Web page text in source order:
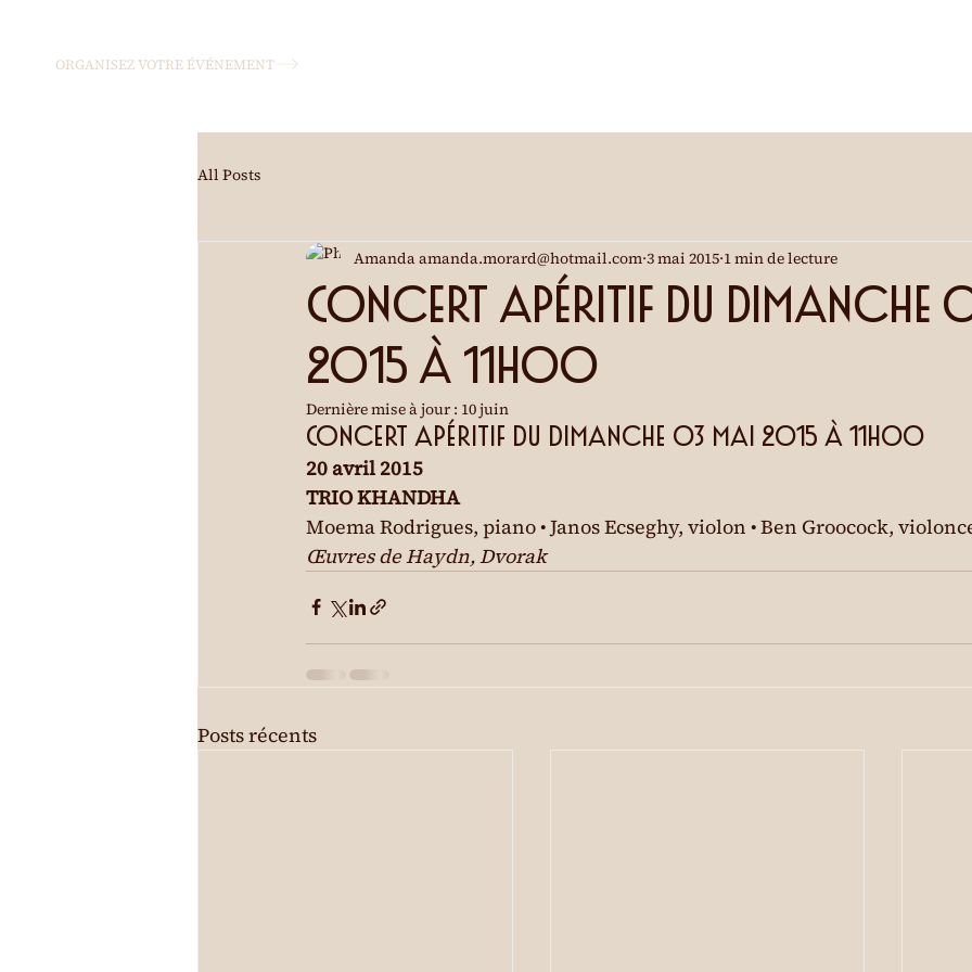
ORGANISEZ VOTRE ÉVÉNEMENT
All Posts
Concert apéritif du dimanche
2015 à 11h00
Amanda amanda.morard@hotmail.com 3 mai 2015 1 min de lecture
Dernière mise à jour : 10 juin
Concert apéritif du dimanche 03 mai 2015 à 11h00
20 avril 2015
TRIO KHANDHA
Moema Rodrigues, piano • Janos Ecseghy, violon • Ben Groocock,
Œuvres de Haydn, Dvorak
Posts récents